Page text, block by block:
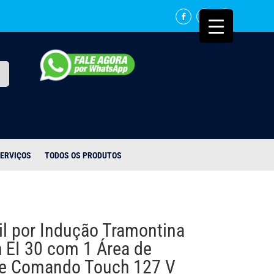
TODOS OS PRODUTOS
por Indução Tramontina
EI 30 com 1 Área de
Comando Touch 127 V